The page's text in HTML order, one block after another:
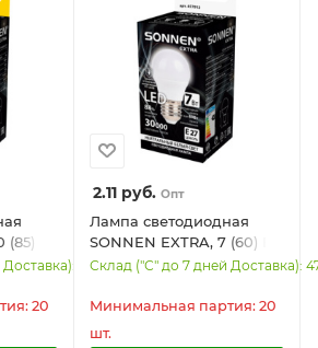
(85)
3038
20
2.11руб. Опт
Лампа светодиодная
SONNEN EXTRA, 7 (60) Вт,
E27, шар, нейтральный
7W-4000-Е27, 457912
Склад ("С" до 7 дней Доставка):
Минимальная партия: 20
шт.